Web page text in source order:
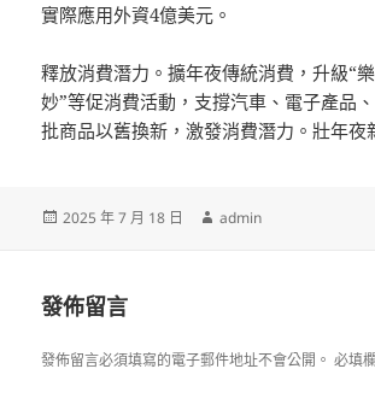
實際應用外資4億美元。
釋放消費潛力。擴年夜傳統消費，升級“
妙”等促消費活動，支撐汽車、電子產品
批商品以舊換新，激發消費潛力。壯年夜
發
2025 年 7 月 18 日
作
admin
發佈留言
發佈留言必須填寫的電子郵件地址不會公開。 必填